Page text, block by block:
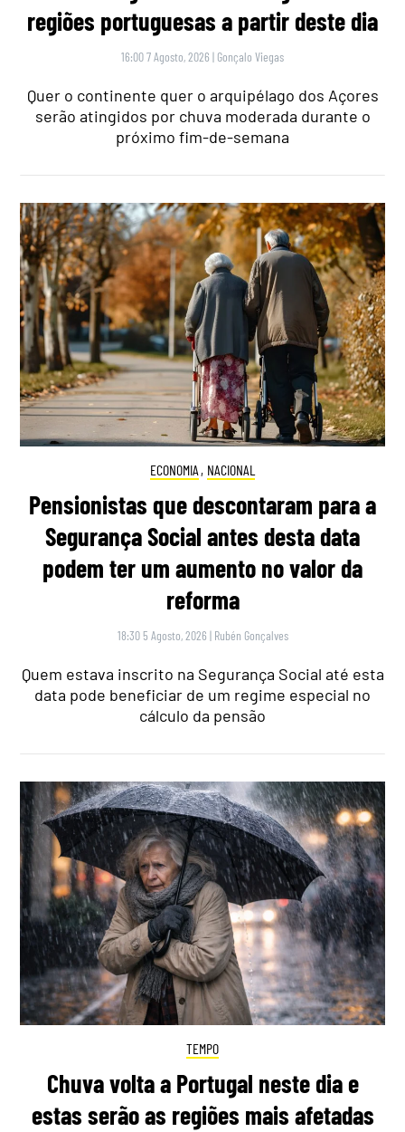
regiões portuguesas a partir deste dia
16:00 7 Agosto, 2026 | Gonçalo Viegas
Quer o continente quer o arquipélago dos Açores
serão atingidos por chuva moderada durante o
próximo fim-de-semana
ECONOMIA , NACIONAL
Pensionistas que descontaram para a
Segurança Social antes desta data
podem ter um aumento no valor da
reforma
18:30 5 Agosto, 2026 | Rubén Gonçalves
Quem estava inscrito na Segurança Social até esta
data pode beneficiar de um regime especial no
cálculo da pensão
TEMPO
Chuva volta a Portugal neste dia e
estas serão as regiões mais afetadas